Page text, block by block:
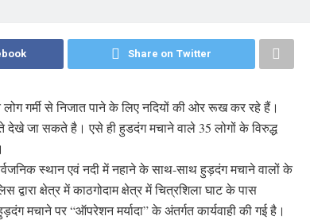
Share on Twitter
गर्मी से निजात पाने के लिए नदियों की ओर रूख कर रहे हैं।
देखे जा सकते है। एसे ही हुडदंग मचाने वाले 35 लोगों के विरुद्ध
स्थान एवं नदी में नहाने के साथ-साथ हुड़दंग मचाने वालों के
द्वारा क्षेत्र में काठगोदाम क्षेत्र में चित्रशिला घाट के पास
मचाने पर “ऑपरेशन मर्यादा” के अंतर्गत कार्यवाही की गई है।